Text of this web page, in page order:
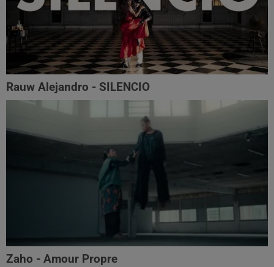
Rauw Alejandro - SILENCIO
Zaho - Amour Propre